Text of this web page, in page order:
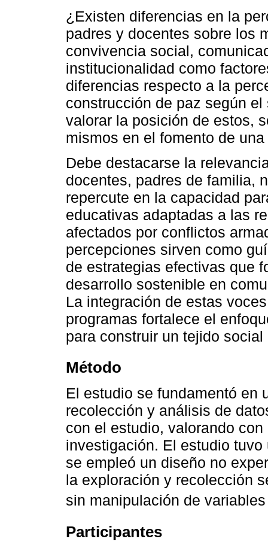
¿Existen diferencias en la
padres y docentes sobre los
convivencia social,
institucionalidad como
diferencias respecto a la
construcción de paz según
valorar la posición de estos,
mismos en el fomento de
Debe destacarse la
docentes, padres de familia,
repercute en la capacidad
educativas adaptadas a las
afectados por conflictos
percepciones sirven como
de estrategias efectivas que
desarrollo sostenible en
La integración de estas
programas fortalece el
para construir un tejido
Método
El estudio se fundamentó en
recolección y análisis de
con el estudio, valorando
investigación. El estudio
se empleó un diseño no
la exploración y recolección
sin manipulación de
Participantes